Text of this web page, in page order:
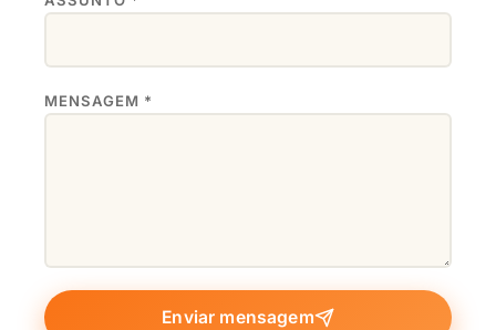
MENSAGEM *
Enviar mensagem